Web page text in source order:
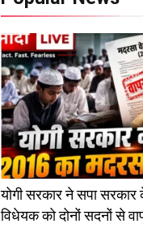
योगी सरकार ने सपा
विधेयक को दोनों सदनों से